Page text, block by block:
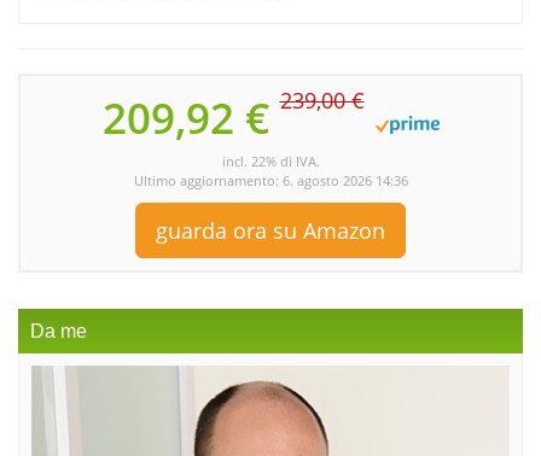
209,92 €239,00 €
incl. 22% di IVA.
Ultimo aggiornamento: 6. agosto 2026 14:36
guarda ora su Amazon
Da me